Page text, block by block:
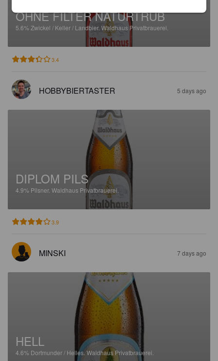
OHNE FILTER NATURTRÜB
5.6% Zwickel / Keller / Landbier. Waldhaus Privatbrauerei.
3.4
HOBBYBIERTASTER 5 days ago
DIPLOM PILS
4.9% Pilsner. Waldhaus Privatbrauerei.
3.9
MINSKI 7 days ago
HELL
4.6% Dortmunder / Helles. Waldhaus Privatbrauerei.